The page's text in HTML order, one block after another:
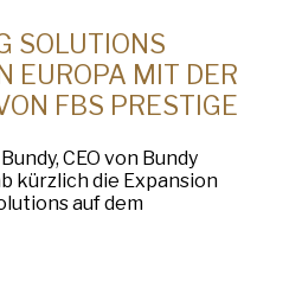
SOLUTIONS
EUROPA MIT DER
FBS PRESTIGE
CEO von Bundy
kürzlich die Expansion
auf dem